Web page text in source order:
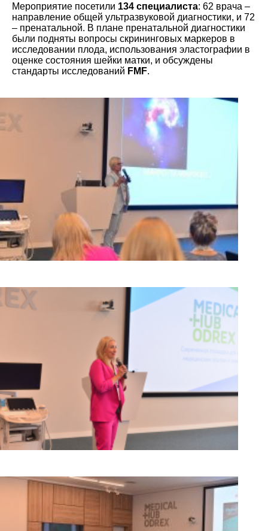
Мероприятие посетили 134 специалиста: 62 врача –
направление общей ультразвуковой диагностики, и 72
– пренатальной. В плане пренатальной диагностики
были подняты вопросы скрининговых маркеров в
исследовании плода, использования эластографии в
оценке состояния шейки матки, и обсуждены
стандарты исследований FMF.